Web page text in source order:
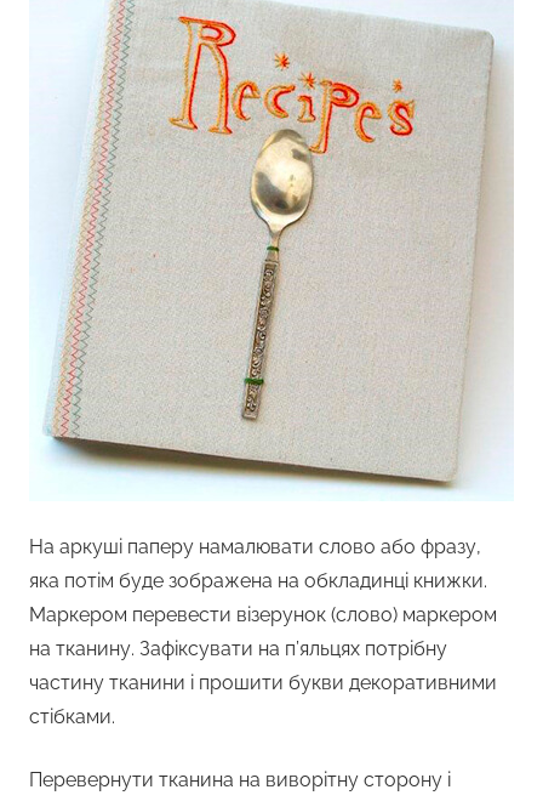
На аркуші паперу намалювати слово або фразу,
яка потім буде зображена на обкладинці книжки.
Маркером перевести візерунок (слово) маркером
на тканину. Зафіксувати на п’яльцях потрібну
частину тканини і прошити букви декоративними
стібками.
Перевернути тканина на виворітну сторону і